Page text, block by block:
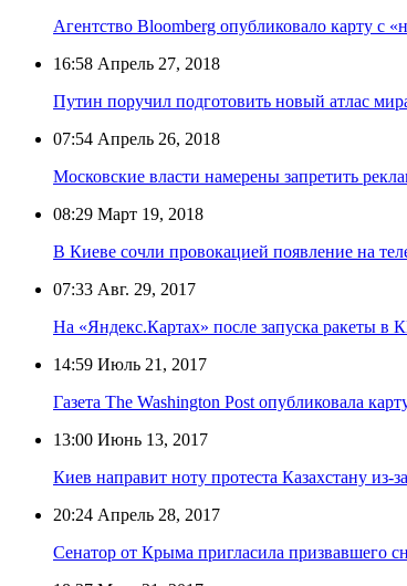
Агентство Bloomberg опубликовало карту с
16:58 Апрель 27, 2018
Путин поручил подготовить новый атлас
07:54 Апрель 26, 2018
Московские власти намерены запретить
08:29 Март 19, 2018
В Киеве сочли провокацией появление на
07:33 Авг. 29, 2017
На «Яндекс.Картах» после запуска ракеты в
14:59 Июль 21, 2017
Газета The Washington Post опубликовала
13:00 Июнь 13, 2017
Киев направит ноту протеста Казахстану
20:24 Апрель 28, 2017
Сенатор от Крыма пригласила призвавшего